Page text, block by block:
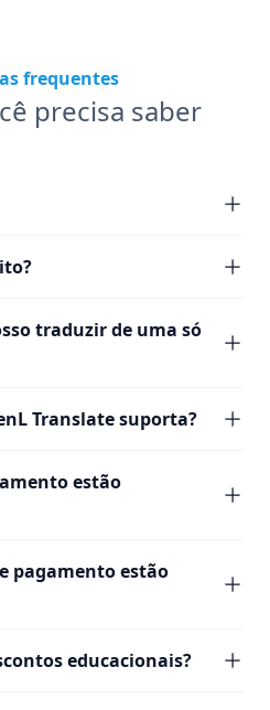
frequentes
precisa saber
traduzir de uma só
Translate suporta?
estão
pagamento estão
educacionais?